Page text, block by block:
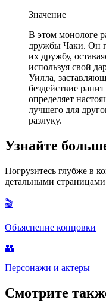
Значение
В этом монологе
дружбы Чаки. Он
их дружбу,
используя свой
Уилла,
бездействие
определяет
лучшего для
разлуку.
Узнайте
Погрузитесь глубже в
детальными страницами
🎬
Объяснение концовки
👥
Персонажи и актеры
Смотрите